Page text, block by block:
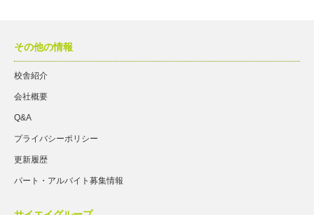
その他の情報
校舎紹介
会社概要
Q&A
プライバシーポリシー
更新履歴
パート・アルバイト募集情報